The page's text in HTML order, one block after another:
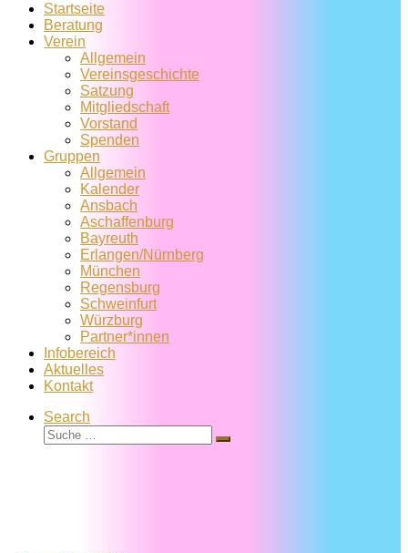
Startseite
Beratung
Verein
Allgemein
Vereins­geschichte
Satzung
Mitglied­schaft
Vorstand
Spenden
Gruppen
Allgemein
Kalender
Ansbach
Aschaffenburg
Bayreuth
Erlangen/Nürnberg
München
Regensburg
Schweinfurt
Würzburg
Partner*innen
Infobereich
Aktuelles
Kontakt
Search
Suche
Suche